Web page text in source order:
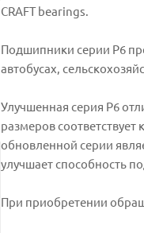
CRAFT bearings.
Подшипники серии P6
автобусах,
Улучшенная серия P6
размеров
обновленной серии
улучшает способность
При приобретении